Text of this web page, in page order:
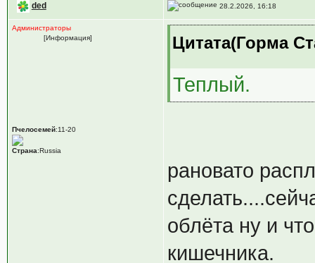
ded 28.2.2026, 16:18
Администраторы
[Информация]
Пчелосемей:11-20
Страна:Russia
Цитата(Горма
Теплый.
рановато
облёта ну и
кишечника.